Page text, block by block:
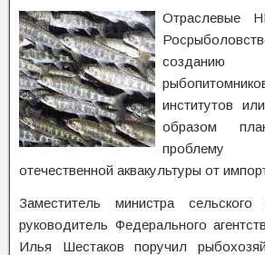
Отраслевые
институтов
образом
проблему
отечественной аквакультуры от
Заместитель министра
руководитель Федерального
Илья Шестаков поручил